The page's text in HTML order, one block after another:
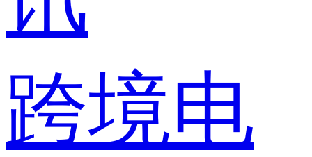
跨境电